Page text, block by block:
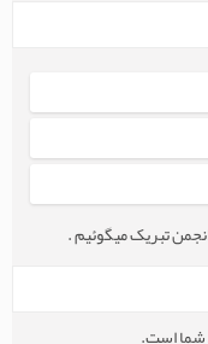
تبریک میگوئیم .
شما است.